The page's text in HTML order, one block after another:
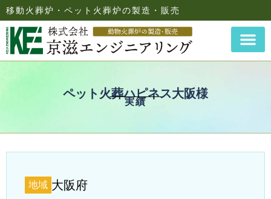
移動火葬炉・ペット火葬炉の製造・販売
ペット火葬ハピネス大阪様
実績
地域 大阪府